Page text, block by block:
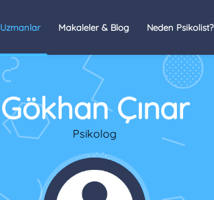
Uzmanlar Makaleler & Blog Neden Psikolist?
Gökhan Çınar
Psikolog